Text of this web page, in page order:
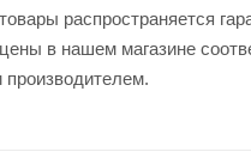
распространяется
в нашем магазине